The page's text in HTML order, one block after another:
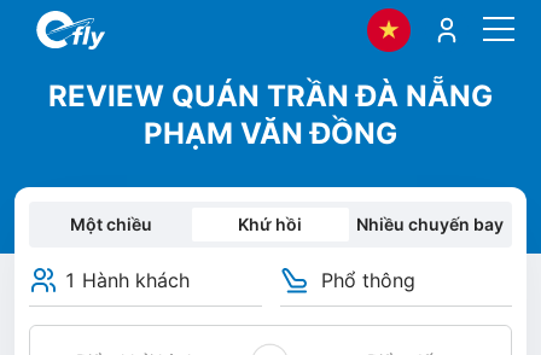
REVIEW QUÁN TRẦN ĐÀ NẴNG
PHẠM VĂN ĐỒNG
Một chiều Khứ hồi Nhiều chuyến bay
1 Hành khách Phổ thông